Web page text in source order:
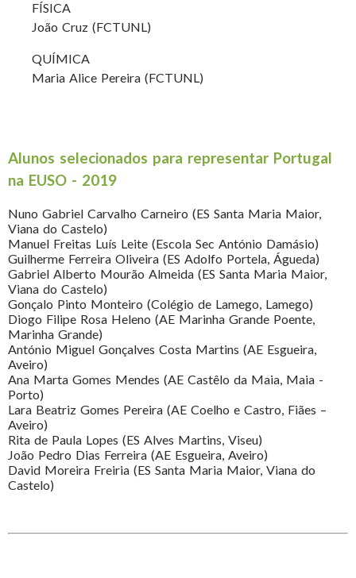
FÍSICA
João Cruz (FCTUNL)
QUÍMICA
Maria Alice Pereira (FCTUNL)
Alunos selecionados para representar Portugal
na EUSO - 2019
Nuno Gabriel Carvalho Carneiro (ES Santa Maria Maior,
Viana do Castelo)
Manuel Freitas Luís Leite (Escola Sec António Damásio)
Guilherme Ferreira Oliveira (ES Adolfo Portela, Águeda)
Gabriel Alberto Mourão Almeida (ES Santa Maria Maior,
Viana do Castelo)
Gonçalo Pinto Monteiro (Colégio de Lamego, Lamego)
Diogo Filipe Rosa Heleno (AE Marinha Grande Poente,
Marinha Grande)
António Miguel Gonçalves Costa Martins (AE Esgueira,
Aveiro)
Ana Marta Gomes Mendes (AE Castêlo da Maia, Maia -
Porto)
Lara Beatriz Gomes Pereira (AE Coelho e Castro, Fiães –
Aveiro)
Rita de Paula Lopes (ES Alves Martins, Viseu)
João Pedro Dias Ferreira (AE Esgueira, Aveiro)
David Moreira Freiria (ES Santa Maria Maior, Viana do
Castelo)